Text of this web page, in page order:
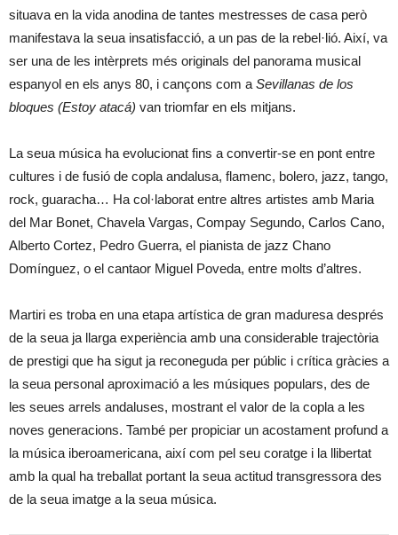
situava en la vida anodina de tantes mestresses de casa però
manifestava la seua insatisfacció, a un pas de la rebel·lió. Així, va
ser una de les intèrprets més originals del panorama musical
espanyol en els anys 80, i cançons com a Sevillanas de los
bloques (Estoy atacá) van triomfar en els mitjans.
La seua música ha evolucionat fins a convertir-se en pont entre
cultures i de fusió de copla andalusa, flamenc, bolero, jazz, tango,
rock, guaracha… Ha col·laborat entre altres artistes amb Maria
del Mar Bonet, Chavela Vargas, Compay Segundo, Carlos Cano,
Alberto Cortez, Pedro Guerra, el pianista de jazz Chano
Domínguez, o el cantaor Miguel Poveda, entre molts d’altres.
Martiri es troba en una etapa artística de gran maduresa després
de la seua ja llarga experiència amb una considerable trajectòria
de prestigi que ha sigut ja reconeguda per públic i crítica gràcies a
la seua personal aproximació a les músiques populars, des de
les seues arrels andaluses, mostrant el valor de la copla a les
noves generacions. També per propiciar un acostament profund a
la música iberoamericana, així com pel seu coratge i la llibertat
amb la qual ha treballat portant la seua actitud transgressora des
de la seua imatge a la seua música.